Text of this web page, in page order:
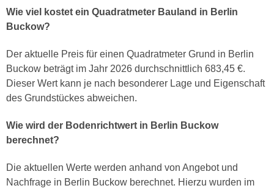
Wie viel kostet ein Quadratmeter Bauland in Berlin
Buckow?
Der aktuelle Preis für einen Quadratmeter Grund in Berlin
Buckow beträgt im Jahr 2026 durchschnittlich 683,45 €.
Dieser Wert kann je nach besonderer Lage und Eigenschaft
des Grundstückes abweichen.
Wie wird der Bodenrichtwert in Berlin Buckow
berechnet?
Die aktuellen Werte werden anhand von Angebot und
Nachfrage in Berlin Buckow berechnet. Hierzu wurden im